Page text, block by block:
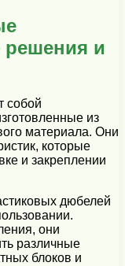
и
собой
из
материала. Они
которые
и закреплении
дюбелей
они
различные
блоков и